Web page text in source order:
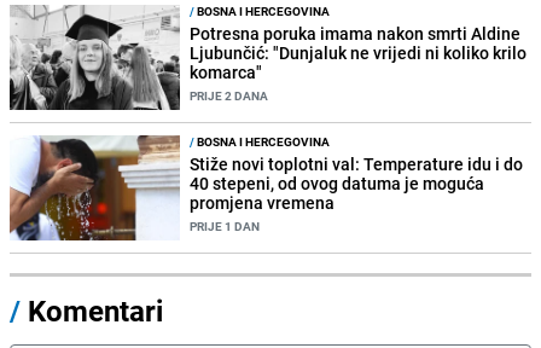
/BOSNA I HERCEGOVINA
Potresna poruka imama nakon smrti Aldine
Ljubunčić: "Dunjaluk ne vrijedi ni koliko krilo
komarca"
PRIJE 2 DANA
/BOSNA I HERCEGOVINA
Stiže novi toplotni val: Temperature idu i do
40 stepeni, od ovog datuma je moguća
promjena vremena
PRIJE 1 DAN
/ Komentari